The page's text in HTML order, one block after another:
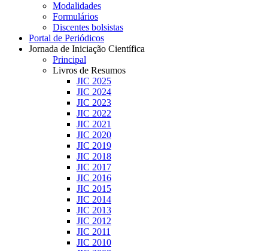
Modalidades
Formulários
Discentes bolsistas
Portal de Periódicos
Jornada de Iniciação Científica
Principal
Livros de Resumos
JIC 2025
JIC 2024
JIC 2023
JIC 2022
JIC 2021
JIC 2020
JIC 2019
JIC 2018
JIC 2017
JIC 2016
JIC 2015
JIC 2014
JIC 2013
JIC 2012
JIC 2011
JIC 2010